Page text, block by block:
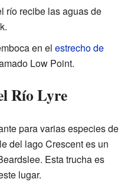
río recibe las aguas de
en el estrecho de
Low Point.
Río Lyre
para varias especies de
del lago Crescent es un
Esta trucha es
lugar.